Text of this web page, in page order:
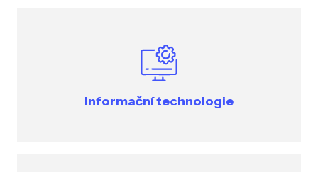
Informační technologie